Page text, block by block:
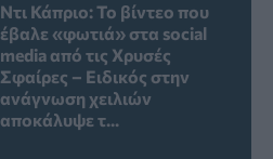
Ντι Κάπριο: Το βίντεο που
έβαλε «φωτιά» στα social
media από τις Χρυσές
Σφαίρες – Ειδικός στην
ανάγνωση χειλιών
αποκάλυψε τ...